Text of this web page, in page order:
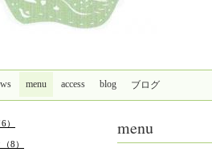
menu access blog ブログ
menu
）
8）